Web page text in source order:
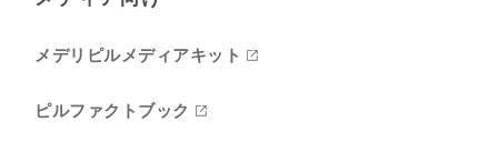
メデリピルメディアキット
ピルファクトブック